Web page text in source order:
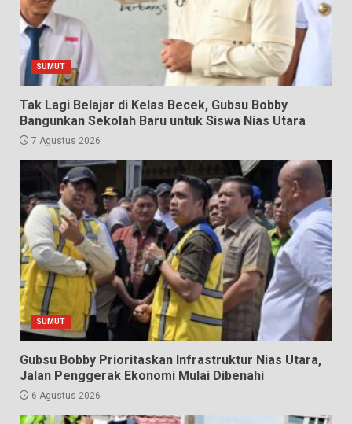
SUMUT
Tak Lagi Belajar di Kelas Becek, Gubsu Bobby
Bangunkan Sekolah Baru untuk Siswa Nias Utara
7 Agustus 2026
SUMUT
Gubsu Bobby Prioritaskan Infrastruktur Nias Utara,
Jalan Penggerak Ekonomi Mulai Dibenahi
6 Agustus 2026